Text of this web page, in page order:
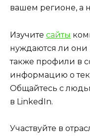
вашем регионе, а
Изучите сайты
нуждаются ли они
также профили в
информацию о
Общайтесь с
в LinkedIn.
Участвуйте в